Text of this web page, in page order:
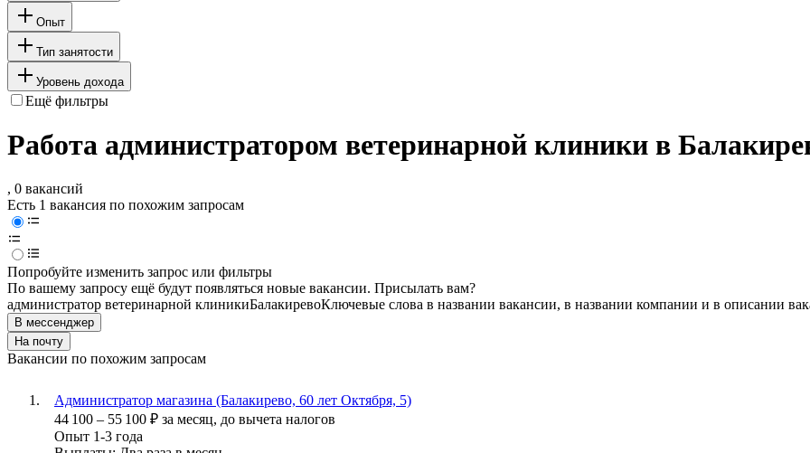
Опыт
Тип занятости
Уровень дохода
Ещё фильтры
Работа администратором ветеринарной клиники в
, 0 вакансий
Есть 1 вакансия по похожим запросам
Попробуйте изменить запрос или фильтры
По вашему запросу ещё будут появляться новые вакансии. Присылать вам?
администратор ветеринарной клиникиБалакиревоКлючевые слова в названии вакансии, в названии компании и в описании
В мессенджер
На почту
Вакансии по похожим запросам
Администратор магазина (Балакирево, 60 лет Октября, 5)
44 100 – 55 100 ₽ за месяц, до вычета налогов
Опыт 1-3 года